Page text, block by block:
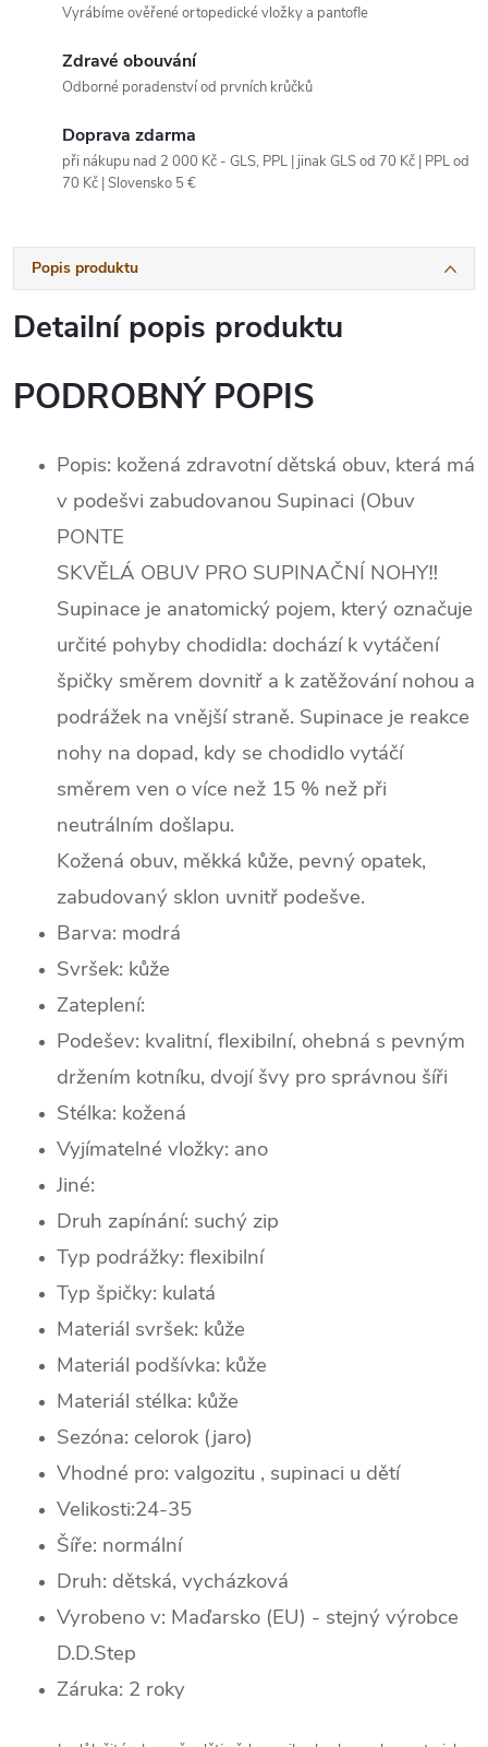
Vyrábíme ověřené ortopedické vložky a pantofle
Zdravé obouvání
Odborné poradenství od prvních krůčků
Doprava zdarma
při nákupu nad 2 000 Kč - GLS, PPL | jinak GLS od 70 Kč | PPL od
70 Kč | Slovensko 5 €
Popis produktu
Detailní popis produktu
PODROBNÝ POPIS
Popis: kožená zdravotní dětská obuv, která má
v podešvi zabudovanou Supinaci (Obuv
PONTE
SKVĚLÁ OBUV PRO SUPINAČNÍ NOHY‼️
Supinace je anatomický pojem, který označuje
určité pohyby chodidla: dochází k vytáčení
špičky směrem dovnitř a k zatěžování nohou a
podrážek na vnější straně. Supinace je reakce
nohy na dopad, kdy se chodidlo vytáčí
směrem ven o více než 15 % než při
neutrálním došlapu.
Kožená obuv, měkká kůže, pevný opatek,
zabudovaný sklon uvnitř podešve.
Barva: modrá
Svršek: kůže
Zateplení:
Podešev: kvalitní, flexibilní, ohebná s pevným
držením kotníku, dvojí švy pro správnou šíři
Stélka: kožená
Vyjímatelné vložky: ano
Jiné:
Druh zapínání: suchý zip
Typ podrážky: flexibilní
Typ špičky: kulatá
Materiál svršek: kůže
Materiál podšívka: kůže
Materiál stélka: kůže
Sezóna: celorok (jaro)
Vhodné pro: valgozitu , supinaci u dětí
Velikosti:24-35
Šíře: normální
Druh: dětská, vycházková
Vyrobeno v: Maďarsko (EU) - stejný výrobce
D.D.Step
Záruka: 2 roky